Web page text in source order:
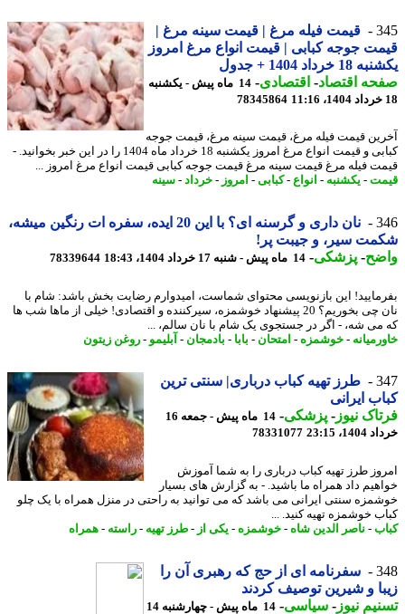
قیمت فیله مرغ | قیمت سینه مرغ |
جوجه کبابی | قیمت انواع مرغ امروز
1404 + جدول
اقتصاد-اقتصادی-
14 ماه پیش - یکشنبه
78345864
قیمت فیله مرغ، قیمت سینه مرغ، قیمت جوجه
کبابی و قیمت انواع مرغ امروز یکشنبه 18 خرداد ماه 1404 را در این خبر بخوانید. -
فیله مرغ قیمت سینه مرغ قیمت جوجه کبابی قیمت انواع مرغ امروز ...
-یکشنبه-انواع -کبابی-امروز- خرداد-سینه
نان داری و گرسنه ای؟ با این 20 ایده، سفره ات رنگین میشه،
سیر، و جیبت پر!
-پزشکی-14 ماه پیش - شنبه 17 خرداد 1404، 18:43 78339644
این بازنویسی محتوای شماست، امیدوارم رضایت بخش باشد: شام با
نان چی بخوریم؟ 20 پیشنهاد خوشمزه، سیرکننده و اقتصادی! خیلی از ماها شب ها
شه، - اگر در جستجوی یک شام با نان سالم، ...
-خوشمزه-امتحان-بابا -بادمجان-آبلیمو-روغن زیتون
طرز تهیه کباب درباری| سنتی ترین
ایرانی
نیوز-پزشکی-
14 ماه پیش - جمعه 16
23:15
78331077
طرز تهیه کباب درباری را به شما آموزش
داد همراه ما باشید. - به گزارش های بسیار
سنتی ایرانی می باشد که می توانید به راحتی در منزل همراه با یک چلو
خوشمزه تهیه کنید. ...
-ناصر الدین شاه -خوشمزه-یکی از-طرز تهیه -راسته -همراه
سفرنامه ای از حج که رهبری آن را
و شیرین توصیف کردند
نیوز-سیاسی-
14 ماه پیش - چهارشنبه 14